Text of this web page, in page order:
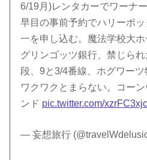
6/19月)レンタカーでワーナ
早目の事前予約でハリーポ
一を申し込む。魔法学校大ホ
グリンゴッツ銀行、禁じら
段、9と3/4番線、ホグワーツ
ワクワクとまらない。コー
ンド pic.twitter.com/
— 妄想旅行